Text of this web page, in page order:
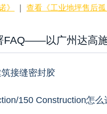
》 ｜查看《工业地坪售后孤
FAQ——以广州达高
接缝密封胶
150 Construction怎么